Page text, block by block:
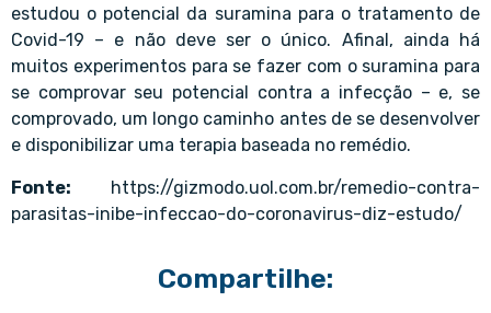
estudou o potencial da suramina para o tratamento de
Covid-19 – e não deve ser o único. Afinal, ainda há
muitos experimentos para se fazer com o suramina para
se comprovar seu potencial contra a infecção – e, se
comprovado, um longo caminho antes de se desenvolver
e disponibilizar uma terapia baseada no remédio.
Fonte:
https://gizmodo.uol.com.br/remedio-contra-
parasitas-inibe-infeccao-do-coronavirus-diz-estudo/
Compartilhe: